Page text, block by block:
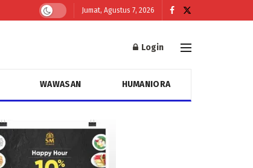
Jumat, Agustus 7, 2026
Login
WAWASAN HUMANIORA